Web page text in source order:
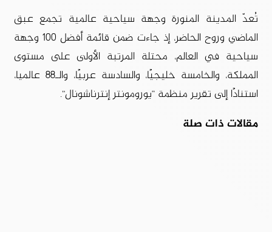
تُعدّ المدينة المنورة وجهة سياحية عالمية تجمع عبق
الماضي وروح الحاضر، إذ جاءت ضمن قائمة أفضل 100 وجهة
سياحية في العالم، محتلة المرتبة الأولى على مستوى
المملكة، والخامسة خليجيًا، والسادسة عربيًا، والـ88 عالميا،
استنادًا إلى تقرير منظمة “يورومونتر إنترناشونال”.
مقالات ذات صلة